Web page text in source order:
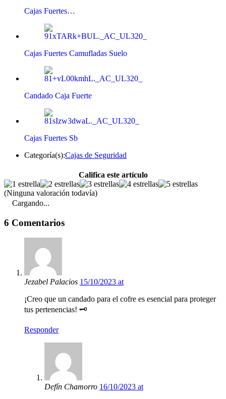
Cajas Fuertes…
Cajas Fuertes Camufladas Suelo
Candado Caja Fuerte
Cajas Fuertes Sb
Categoría(s):Cajas de Seguridad
Califica este artículo
(Ninguna valoración todavía)
Cargando...
6 Comentarios
Jezabel Palacios 15/10/2023 at
¡Creo que un candado para el cofre es esencial para proteger
tus pertenencias! 🗝️
Responder
Defín Chamorro 16/10/2023 at